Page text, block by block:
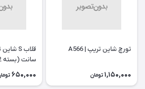
تورچ شاین تریپ | A566
1,150,000 تومان
سانت (بسته 2 عددی) | A524
650,000